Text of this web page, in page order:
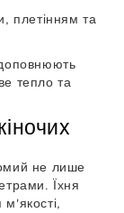
плетінням та
тепло та
не лише
Їхня